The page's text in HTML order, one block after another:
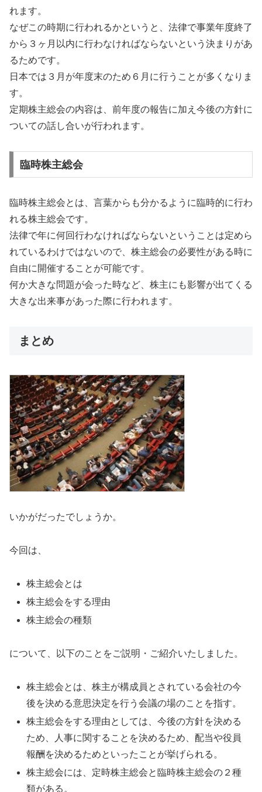
れます。
なぜこの時期に行われるかというと、法律で事業年度終了
から３ヶ月以内に行わなければならないという決まりがあ
るためです。
日本では３月が年度末のため６月に行うことが多くなりま
す。
定期株主総会の内容は、前年度の報告に加え今後の方針に
ついての話し合いが行われます。
臨時株主総会
臨時株主総会とは、言葉からも分かるように臨時的に行わ
れる株主総会です。
法律で年に何回行わなければならないということは定めら
れているわけではないので、株主総会の必要性がある時に
自由に開催することが可能です。
何か大きな問題が会った時など、株主にも影響が出てくる
大きな出来事があった際に行われます。
まとめ
いかがだったでしょうか。
今回は、
株主総会とは
株主総会をする理由
株主総会の種類
について、以下のことをご説明・ご紹介いたしました。
株主総会とは、株主が構成員とされている会社の今
後を決める意思決定を行う会議の場のことを指す。
株主総会をする理由としては、今後の方針を決める
ため、人事に関することを決めるため、配当や役員
報酬を決めるためといったことが挙げられる。
株主総会には、定時株主総会と臨時株主総会の２種
類がある。